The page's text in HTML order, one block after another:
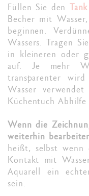
Füllen Sie den
Becher mit
beginnen.
Wassers. Tragen
in kleineren oder
auf. Je mehr
transparenter
Wasser
Küchentuch Abhilfe
Wenn die
weiterhin
heißt, selbst
Kontakt mit
Aquarell ein
sein.